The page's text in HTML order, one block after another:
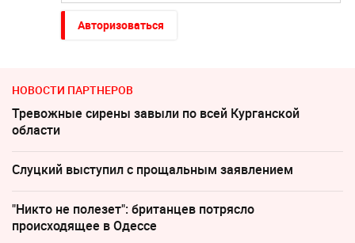
Авторизоваться
НОВОСТИ ПАРТНЕРОВ
Тревожные сирены завыли по всей Курганской
области
Слуцкий выступил с прощальным заявлением
"Никто не полезет": британцев потрясло
происходящее в Одессе